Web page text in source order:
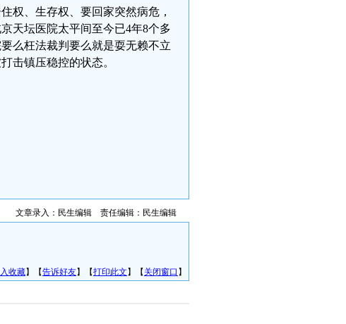
权、生存权、要回家突然病危，
天坛医院太平间至今已4年8个多
么枉法裁判要么就是耍无赖不立
击镇压稳控的状态。
文章录入：民生编辑 责任编辑：民生编辑
收藏】【告诉好友】【打印此文 】【 关闭窗口 】